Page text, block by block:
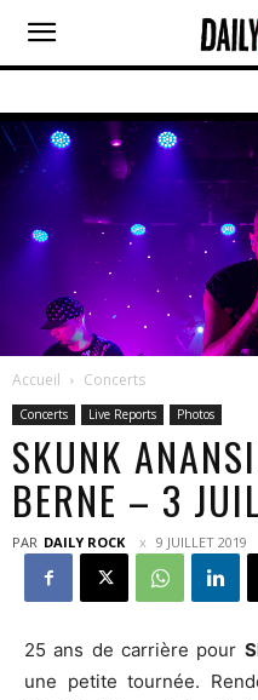
Accueil Concerts
Concerts Live Reports Photos
SKUNK
BERNE – 3
PAR DAILY ROCK 9 JUILLET 2019
25 ans de carrière pour
une petite tournée.